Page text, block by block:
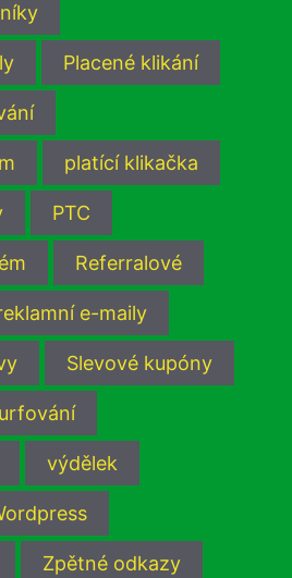
Placené klikání
platící klikačka
PTC
Referralové
e-maily
Slevové kupóny
výdělek
Zpětné odkazy